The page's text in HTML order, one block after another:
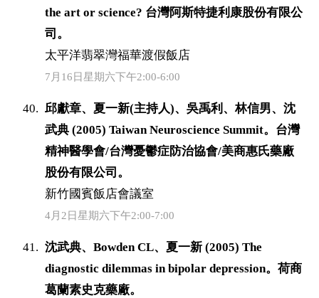
the art or science? 台灣阿斯特捷利康股份有限公
司。
太平洋翡翠灣福華渡假飯店
7月16日星期六下午2:00-6:00
邱獻章、夏一新(主持人)、吳禹利、林信男、沈
武典 (2005) Taiwan Neuroscience Summit。台灣
精神醫學會/台灣憂鬱症防治協會/美商惠氏藥廠
股份有限公司。
新竹國賓飯店會議室
4月2日星期六下午2:00-7:00
沈武典、Bowden CL、夏一新 (2005) The
diagnostic dilemmas in bipolar depression。荷商
葛蘭素史克藥廠。